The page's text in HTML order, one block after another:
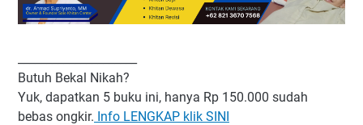
Butuh Bekal Nikah?
Yuk, dapatkan 5 buku ini, hanya Rp 150.000 sudah
bebas ongkir. Info LENGKAP klik SINI